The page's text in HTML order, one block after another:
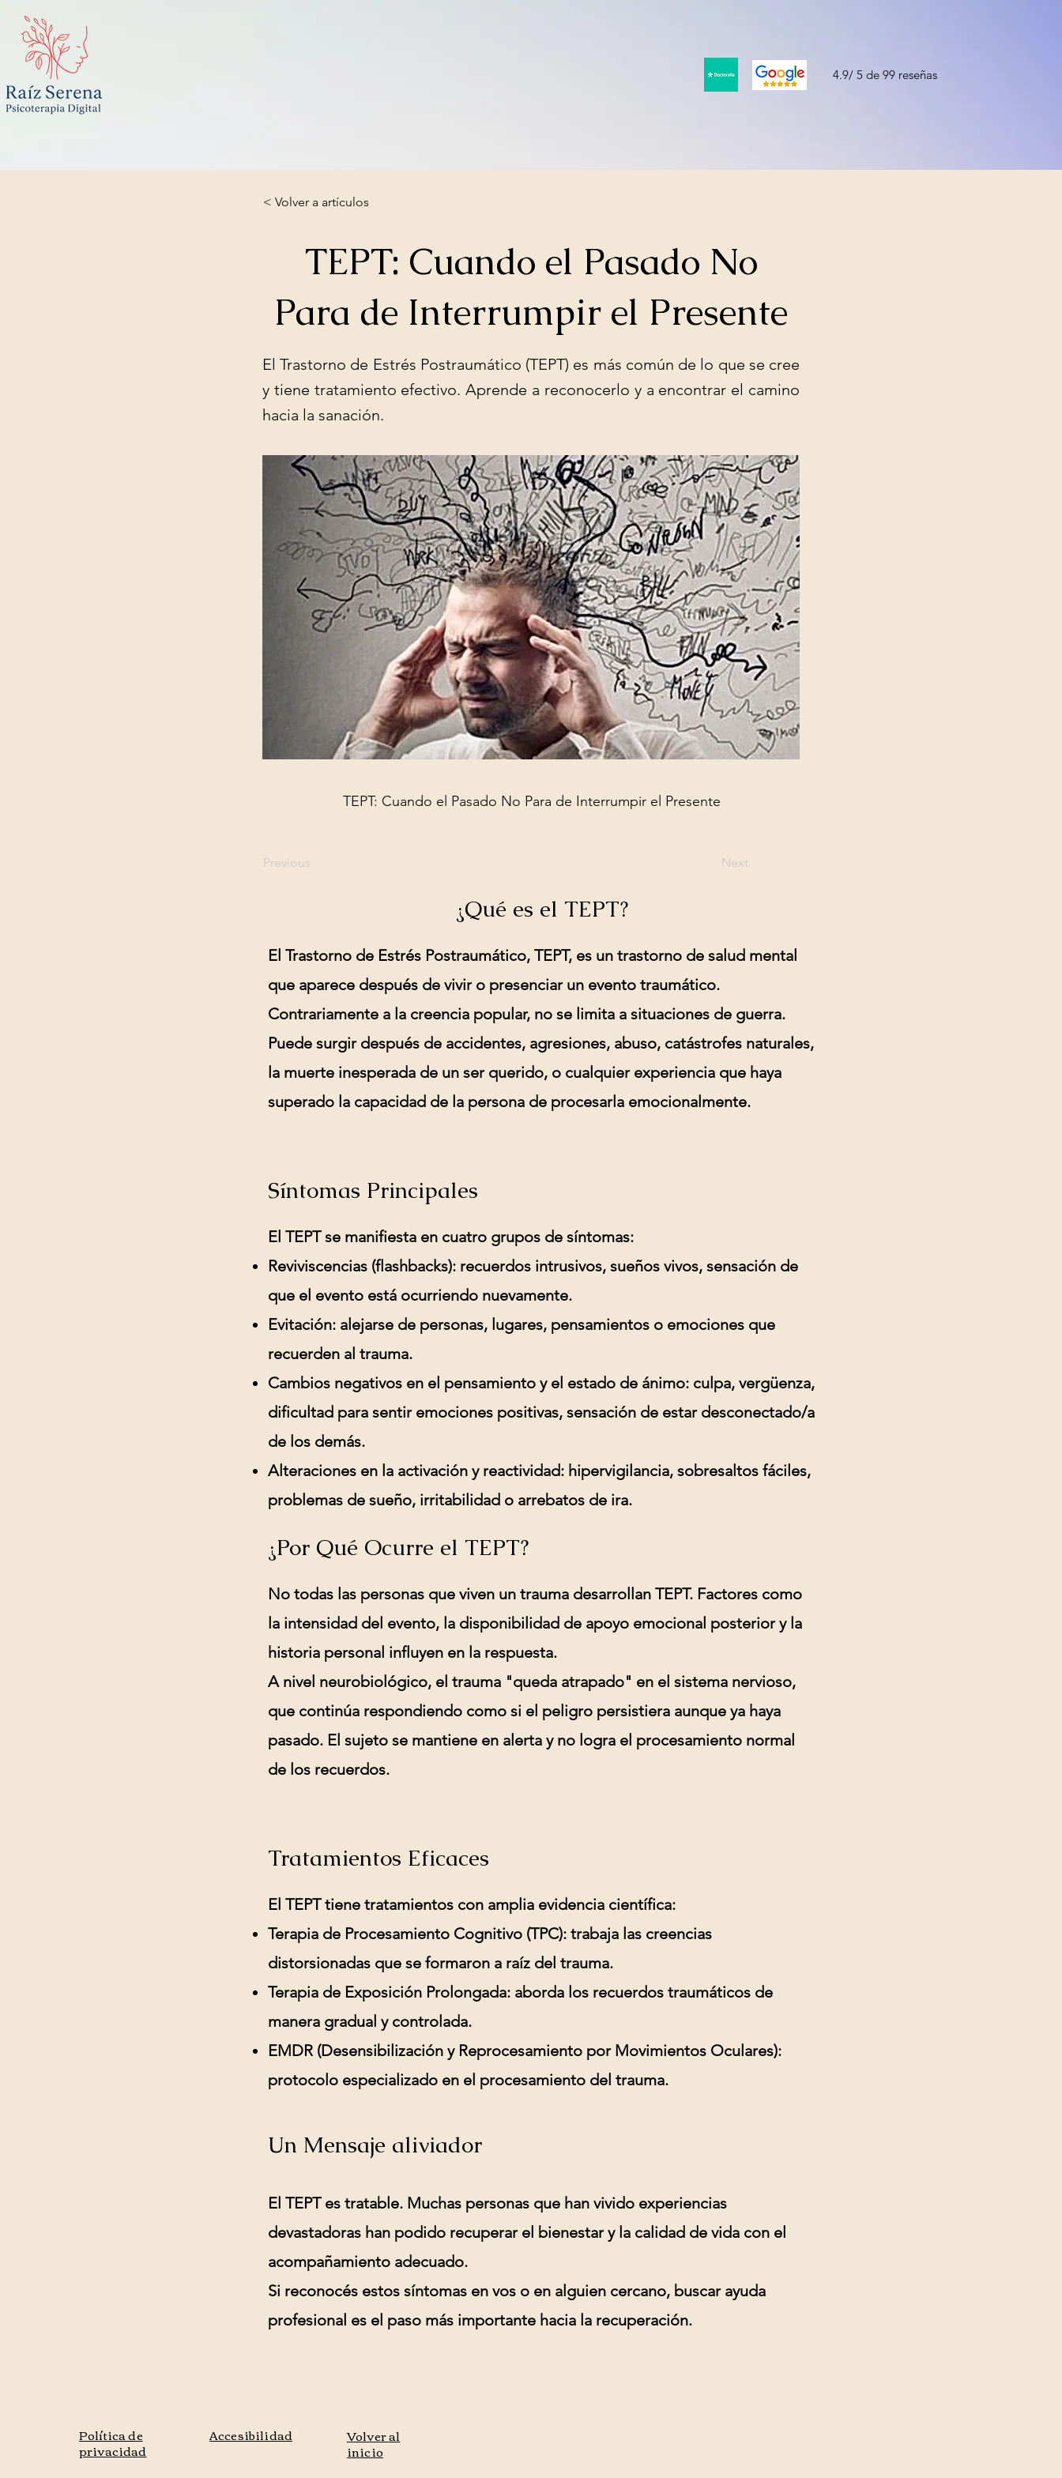
4.9/ 5 de 99 reseñas
< Volver a artículos
TEPT: Cuando el Pasado No
Para de Interrumpir el Presente
El Trastorno de Estrés Postraumático (TEPT) es más común de lo que se cree
y tiene tratamiento efectivo. Aprende a reconocerlo y a encontrar el camino
hacia la sanación.
TEPT: Cuando el Pasado No Para de Interrumpir el Presente
Previous Next
¿Qué es el TEPT?
El Trastorno de Estrés Postraumático, TEPT, es un trastorno de salud mental
que aparece después de vivir o presenciar un evento traumático.
Contrariamente a la creencia popular, no se limita a situaciones de guerra.
Puede surgir después de accidentes, agresiones, abuso, catástrofes naturales,
la muerte inesperada de un ser querido, o cualquier experiencia que haya
superado la capacidad de la persona de procesarla emocionalmente.
Síntomas Principales
El TEPT se manifiesta en cuatro grupos de síntomas:
Reviviscencias (flashbacks): recuerdos intrusivos, sueños vivos, sensación de
que el evento está ocurriendo nuevamente.
Evitación: alejarse de personas, lugares, pensamientos o emociones que
recuerden al trauma.
Cambios negativos en el pensamiento y el estado de ánimo: culpa, vergüenza,
dificultad para sentir emociones positivas, sensación de estar desconectado/a
de los demás.
Alteraciones en la activación y reactividad: hipervigilancia, sobresaltos fáciles,
problemas de sueño, irritabilidad o arrebatos de ira.
¿Por Qué Ocurre el TEPT?
No todas las personas que viven un trauma desarrollan TEPT. Factores como
la intensidad del evento, la disponibilidad de apoyo emocional posterior y la
historia personal influyen en la respuesta.
A nivel neurobiológico, el trauma "queda atrapado" en el sistema nervioso,
que continúa respondiendo como si el peligro persistiera aunque ya haya
pasado. El sujeto se mantiene en alerta y no logra el procesamiento normal
de los recuerdos.
Tratamientos Eficaces
El TEPT tiene tratamientos con amplia evidencia científica:
Terapia de Procesamiento Cognitivo (TPC): trabaja las creencias
distorsionadas que se formaron a raíz del trauma.
Terapia de Exposición Prolongada: aborda los recuerdos traumáticos de
manera gradual y controlada.
EMDR (Desensibilización y Reprocesamiento por Movimientos Oculares):
protocolo especializado en el procesamiento del trauma.
Un Mensaje aliviador
El TEPT es tratable. Muchas personas que han vivido experiencias
devastadoras han podido recuperar el bienestar y la calidad de vida con el
acompañamiento adecuado.
Si reconocés estos síntomas en vos o en alguien cercano, buscar ayuda
profesional es el paso más importante hacia la recuperación.
Política de
privacidad
Accesibilidad Volver al
inicio